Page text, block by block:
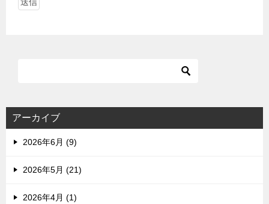
アーカイブ
2026年6月 (9)
2026年5月 (21)
2026年4月 (1)